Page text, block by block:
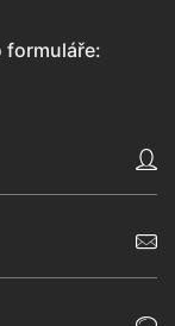
formuláře: